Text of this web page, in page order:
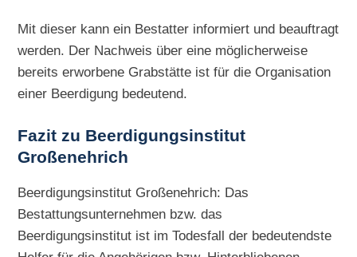
Mit dieser kann ein Bestatter informiert und beauftragt
werden. Der Nachweis über eine möglicherweise
bereits erworbene Grabstätte ist für die Organisation
einer Beerdigung bedeutend.
Fazit zu Beerdigungsinstitut
Großenehrich
Beerdigungsinstitut Großenehrich: Das
Bestattungsunternehmen bzw. das
Beerdigungsinstitut ist im Todesfall der bedeutendste